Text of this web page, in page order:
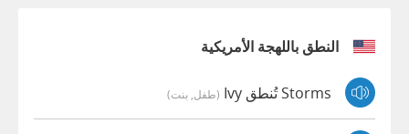
النطق باللهجة الأمريكية
Storms تُنطق Ivy (طفل, بنت)